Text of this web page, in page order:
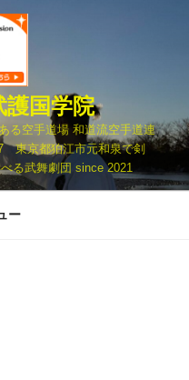
護国学院
る空手道場 和道流空手道連
東京都狛江市元和泉で剣
る武舞劇団 since 2021
ー